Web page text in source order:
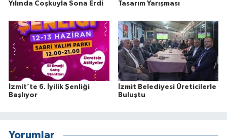
Yılında Coşkuyla Sona Erdi
Tasarım Yarışması
İzmit’te 6. İyilik Şenliği
Başlıyor
İzmit Belediyesi Üreticilerle
Buluştu
Yorumlar